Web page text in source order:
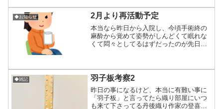
た。折り畳まれて部屋から出される織り
機(笑)掃除の時キャスタ...
◆お知らせ 2月より再活動予定
本当なら昨日から入院し、今頃手術終の
麻酔から覚めて姿勢がしんどくて眠れな
くて悶々としてるはずだったのが先日の
もちょっと不思議な気分です。右足の坐
骨神経痛の症状や左足の緩...
◆雑記 羽子板考察2
昨日の事になるけど、本当に有難い事に
「羽子板」と言ってたら織り部屋にいつ
も来て下さってる丹後織り作家の登喜蔵